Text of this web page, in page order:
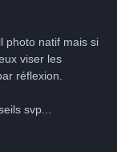
photo natif mais si
viser les
réflexion.
svp...